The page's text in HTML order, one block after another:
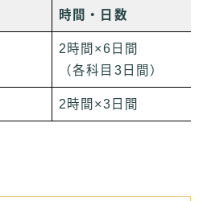
時間・日数
2時間×6日間
（各科目3日間）
2時間×3日間